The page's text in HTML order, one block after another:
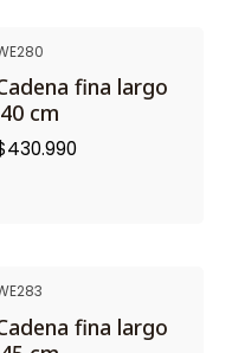
fina largo
cm
fina largo